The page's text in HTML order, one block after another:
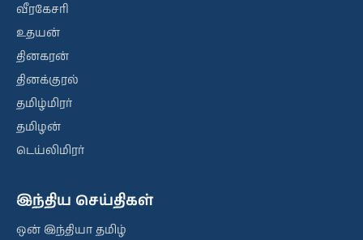
வீரகேசரி
உதயன்
தினகரன்
தினக்குரல்
தமிழ்மிரர்
தமிழன்
டெய்லிமிரர்
இந்திய செய்திகள்
ஒன் இந்தியா தமிழ்